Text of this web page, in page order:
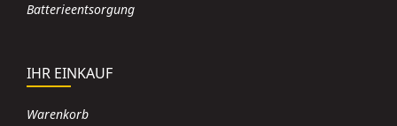
Batterieentsorgung
IHR EINKAUF
Warenkorb